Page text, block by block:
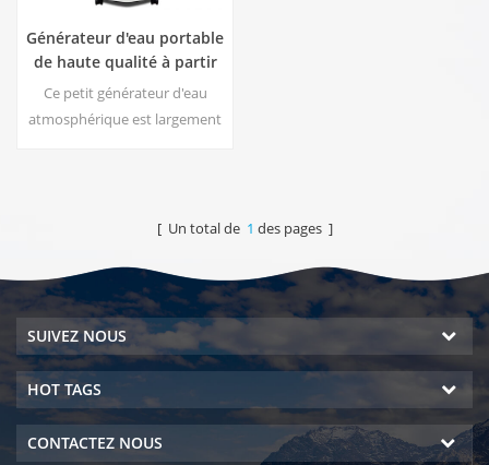
Générateur d'eau portable
de haute qualité à partir
de l'air HR-77M
Ce petit générateur d'eau
atmosphérique est largement
pure. Sortie d'eau pure
d'affichage LCD.
[ Un total de 1 des pages ]
SUIVEZ NOUS
HOT TAGS
CONTACTEZ NOUS